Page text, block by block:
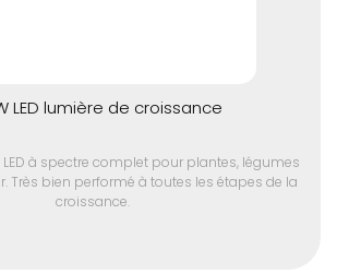
LED lumière de croissance
à spectre complet pour plantes, légumes
Très bien performé à toutes les étapes de la
croissance.